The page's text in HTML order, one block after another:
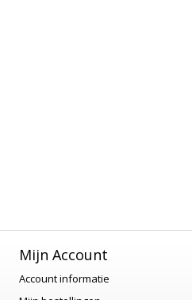
Mijn Account
Account informatie